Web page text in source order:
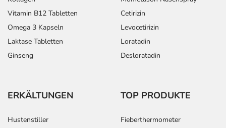
Vitamin B12 Tabletten
Omega 3 Kapseln
Laktase Tabletten
Ginseng
Cetirizin
Levocetirizin
Loratadin
Desloratadin
ERKÄLTUNGEN
Hustenstiller
TOP PRODUKTE
Fieberthermometer